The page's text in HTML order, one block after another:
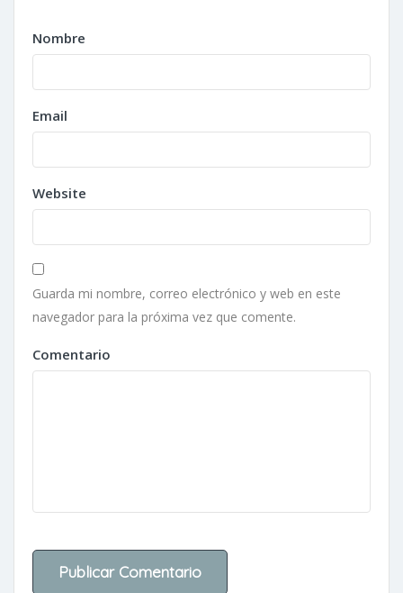
Nombre
Email
Website
Guarda mi nombre, correo electrónico y web en este
navegador para la próxima vez que comente.
Comentario